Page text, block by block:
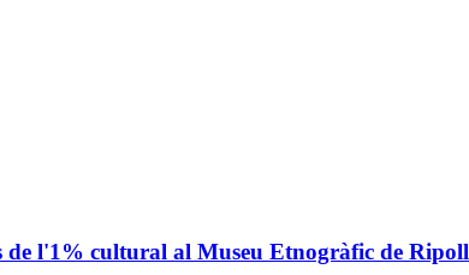
l'1% cultural al Museu Etnogràfic de Ripoll